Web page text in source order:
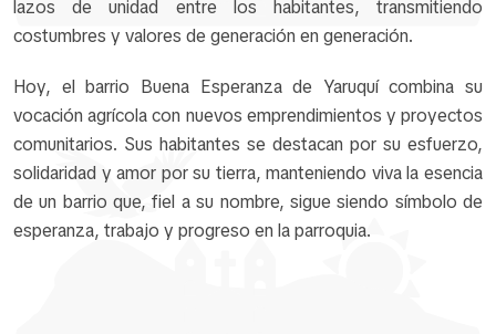
lazos de unidad entre los habitantes, transmitiendo
costumbres y valores de generación en generación.
Hoy, el barrio Buena Esperanza de Yaruquí combina su
vocación agrícola con nuevos emprendimientos y proyectos
comunitarios. Sus habitantes se destacan por su esfuerzo,
solidaridad y amor por su tierra, manteniendo viva la esencia
de un barrio que, fiel a su nombre, sigue siendo símbolo de
esperanza, trabajo y progreso en la parroquia.